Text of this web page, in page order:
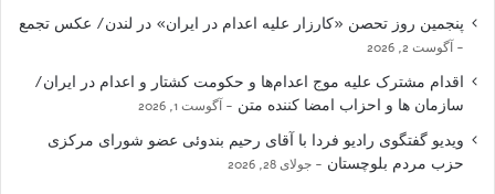
پنجمین روز تحصن «کارزار علیه اعدام در ایران» در لندن/ عکس تجمع
آگوست 2, 2026
اقدام مشترک علیه موج اعدام‌ها و حکومت کشتار و اعدام در ایران/
سازمان ها و احزاب امضا کننده متن
آگوست 1, 2026
ویدیو گفتگوی رادیو فردا با آقای رحیم بندوئی عضو شورای مرکزی
حزب مردم بلوچستان
جولای 28, 2026